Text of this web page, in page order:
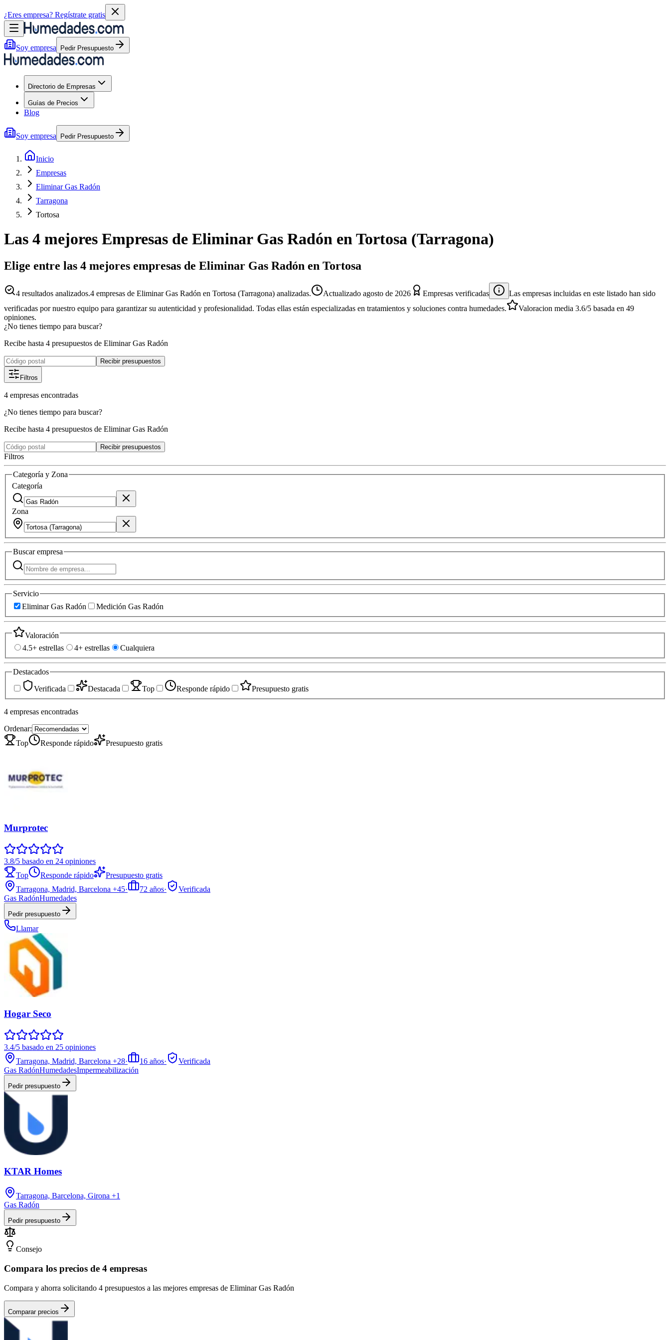
¿Eres empresa? Regístrate gratis
Soy empresa Pedir Presupuesto
Directorio de Empresas
Guías de Precios
Blog
Soy empresa Pedir Presupuesto
Inicio
Empresas
Eliminar Gas Radón
Tarragona
Tortosa
Las 4 mejores Empresas de Eliminar Gas Radón enTortosa (Tarragona)
Elige entre las 4 mejores empresas de Eliminar Gas Radón en Tortosa
4 resultados analizados.4 empresas de Eliminar Gas Radón en Tortosa (Tarragona) analizadas. Actualizado agosto de 2026 Empresas verificadas
Las empresas incluidas en este listado han sido
verificadas por nuestro equipo para garantizar su autenticidad y profesionalidad. Todas ellas están especializadas en tratamientos y soluciones contra humedades.
Valoracion media 3.6/5 basada en 49
opiniones.
¿No tienes tiempo para buscar?
Recibe hasta 4 presupuestos de Eliminar Gas Radón
Recibir presupuestos
Filtros
4 empresas encontradas
¿No tienes tiempo para buscar?
Recibe hasta 4 presupuestos de Eliminar Gas Radón
Recibir presupuestos
Filtros
Categoría y Zona
Categoría
Zona
Buscarempresa
Servicio
Eliminar Gas Radón
Medición Gas Radón
Valoración
4.5+ estrellas
4+ estrellas Cualquiera
Destacados
Verificada
Destacada Top Responde rápido Presupuesto gratis
4 empresas encontradas
Ordenar:
Top
Responde rápido Presupuesto gratis
Murprotec
3.8/5 basado en 24 opiniones
Top
Responde rápido
Presupuesto gratis
Tarragona, Madrid, Barcelona +45· 72 años·
Verificada
Gas RadónHumedades
Pedir presupuesto
Llamar
Hogar Seco
3.4/5 basado en 25 opiniones
Tarragona, Madrid, Barcelona +28· 16 años·
Verificada
Gas RadónHumedadesImpermeabilización
Pedir presupuesto
KTAR Homes
Tarragona, Barcelona, Girona +1
Gas Radón
Pedir presupuesto
Consejo
Compara los precios de 4 empresas
Compara y ahorra solicitando 4 presupuestos a las mejores empresas de Eliminar Gas Radón
Comparar precios